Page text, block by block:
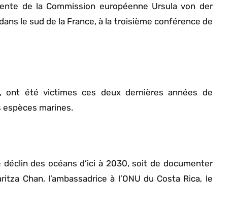
de la Commission européenne Ursula von der
le sud de la France, à la troisième conférence de
ont été victimes ces deux dernières années de
marines.
des océans d’ici à 2030, soit de documenter
Chan, l’ambassadrice à l’ONU du Costa Rica, le